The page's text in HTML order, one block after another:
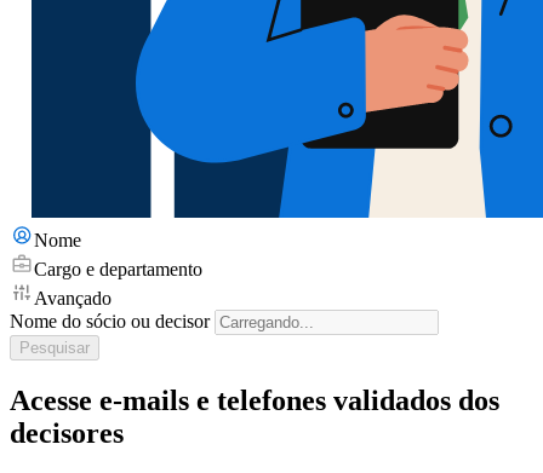
Nome
Cargo e departamento
Avançado
Nome do sócio ou decisor
Pesquisar
Acesse e-mails e telefones validados dos
decisores